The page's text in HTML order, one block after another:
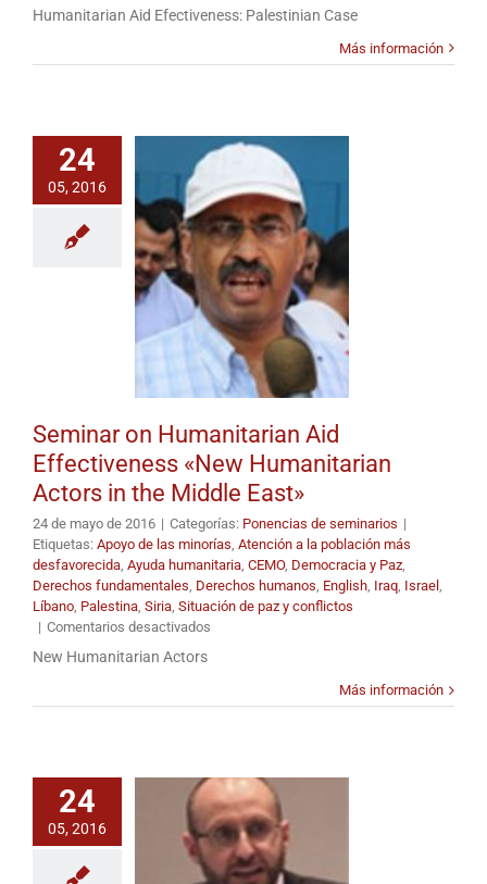
on
Aid
Actors
the
Middle
East»
Humanitarian Aid Efectiveness: Palestinian Case
Más información
24
05, 2016
Seminar on Humanitarian Aid
Effectiveness «New Humanitarian
Actors in the Middle East»
24 de mayo de 2016 | Categorías: Ponencias de seminarios |
Etiquetas: Apoyo de las minorías, Atención a la población más
desfavorecida, Ayuda humanitaria, CEMO, Democracia y Paz,
Derechos fundamentales, Derechos humanos, English, Iraq, Israel ,
Líbano, Palestina, Siria, Situación de paz y conflictos
| Comentarios desactivados
Aid
Actors
in
the
Middle
East»
New Humanitarian Actors
Más información
24
05, 2016